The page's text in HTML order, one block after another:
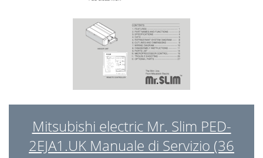
Mitsubishi electric Mr. Slim PED-
2EJA1.UK Manuale di Servizio (36